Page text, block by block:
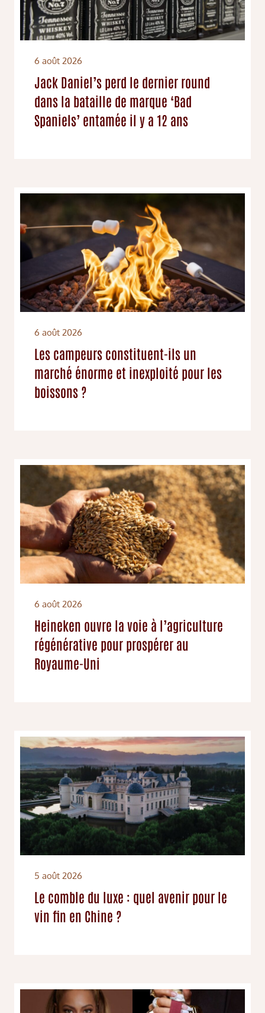
6 août 2026
Jack Daniel’s perd le dernier round
dans la bataille de marque ‘Bad
Spaniels’ entamée il y a 12 ans
6 août 2026
Les campeurs constituent-ils un
marché énorme et inexploité pour les
boissons ?
6 août 2026
Heineken ouvre la voie à l’agriculture
régénérative pour prospérer au
Royaume-Uni
5 août 2026
Le comble du luxe : quel avenir pour le
vin fin en Chine ?